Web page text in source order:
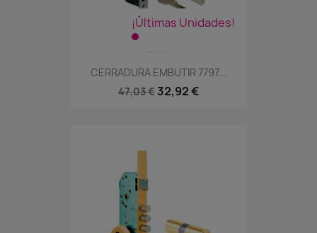
¡Últimas Unidades!
CERRADURA EMBUTIR 7797...
47,03 € 32,92 €